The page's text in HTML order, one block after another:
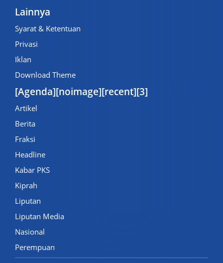
Lainnya
Syarat & Ketentuan
Privasi
Iklan
Download Theme
[Agenda][noimage][recent][3]
Artikel
Berita
Fraksi
Headline
Kabar PKS
Kiprah
Liputan
Liputan Media
Nasional
Perempuan